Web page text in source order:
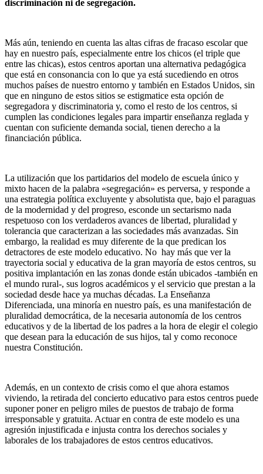
discriminación ni de segregación.
Más aún, teniendo en cuenta las altas cifras de fracaso escolar que
hay en nuestro país, especialmente entre los chicos (el triple que
entre las chicas), estos centros aportan una alternativa pedagógica
que está en consonancia con lo que ya está sucediendo en otros
muchos países de nuestro entorno y también en Estados Unidos, sin
que en ninguno de estos sitios se estigmatice esta opción de
segregadora y discriminatoria y, como el resto de los centros, si
cumplen las condiciones legales para impartir enseñanza reglada y
cuentan con suficiente demanda social, tienen derecho a la
financiación pública.
La utilización que los partidarios del modelo de escuela único y
mixto hacen de la palabra «segregación» es perversa, y responde a
una estrategia política excluyente y absolutista que, bajo el paraguas
de la modernidad y del progreso, esconde un sectarismo nada
respetuoso con los verdaderos avances de libertad, pluralidad y
tolerancia que caracterizan a las sociedades más avanzadas. Sin
embargo, la realidad es muy diferente de la que predican los
detractores de este modelo educativo. No hay más que ver la
trayectoria social y educativa de la gran mayoría de estos centros, su
positiva implantación en las zonas donde están ubicados -también en
el mundo rural-, sus logros académicos y el servicio que prestan a la
sociedad desde hace ya muchas décadas. La Enseñanza
Diferenciada, una minoría en nuestro país, es una manifestación de
pluralidad democrática, de la necesaria autonomía de los centros
educativos y de la libertad de los padres a la hora de elegir el colegio
que desean para la educación de sus hijos, tal y como reconoce
nuestra Constitución.
Además, en un contexto de crisis como el que ahora estamos
viviendo, la retirada del concierto educativo para estos centros puede
suponer poner en peligro miles de puestos de trabajo de forma
irresponsable y gratuita. Actuar en contra de este modelo es una
agresión injustificada e injusta contra los derechos sociales y
laborales de los trabajadores de estos centros educativos.